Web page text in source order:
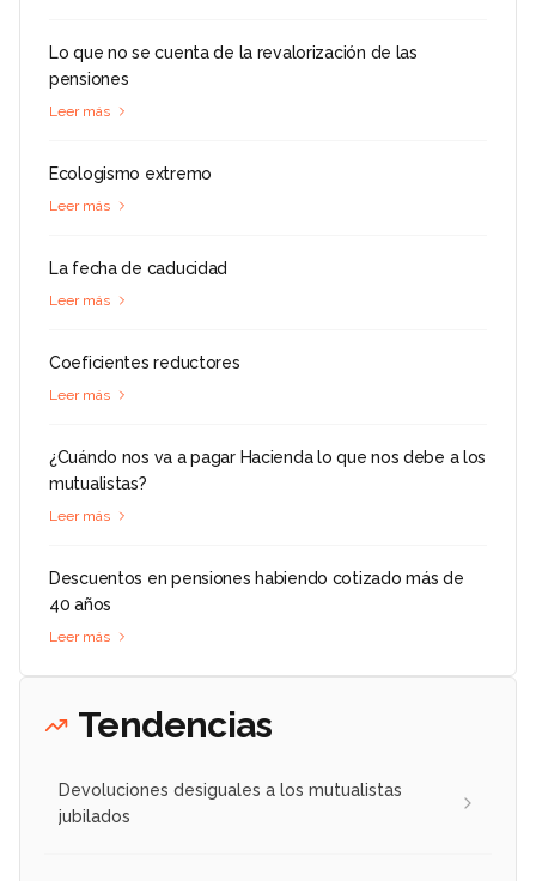
Lo que no se cuenta de la revalorización de las
pensiones
Leer más
Ecologismo extremo
Leer más
La fecha de caducidad
Leer más
Coeficientes reductores
Leer más
¿Cuándo nos va a pagar Hacienda lo que nos debe a los
mutualistas?
Leer más
Descuentos en pensiones habiendo cotizado más de
40 años
Leer más
Tendencias
Devoluciones desiguales a los mutualistas
jubilados